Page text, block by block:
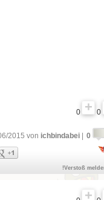
0 0
2015 von ichbindabei 0
!Verstoß